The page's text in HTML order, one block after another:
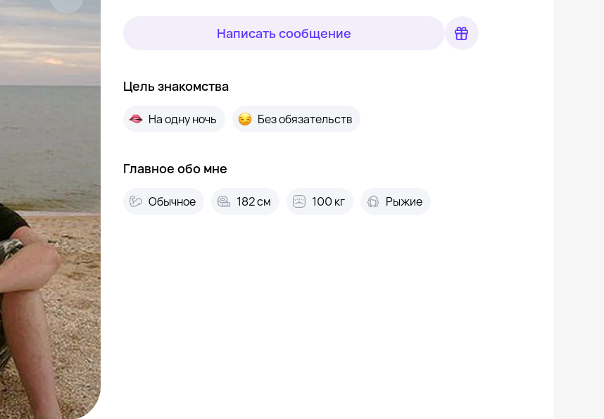
Написать сообщение
Цель знакомства
На одну ночь Без обязательств
Главное обо мне
Обычное 182 см 100 кг Рыжие